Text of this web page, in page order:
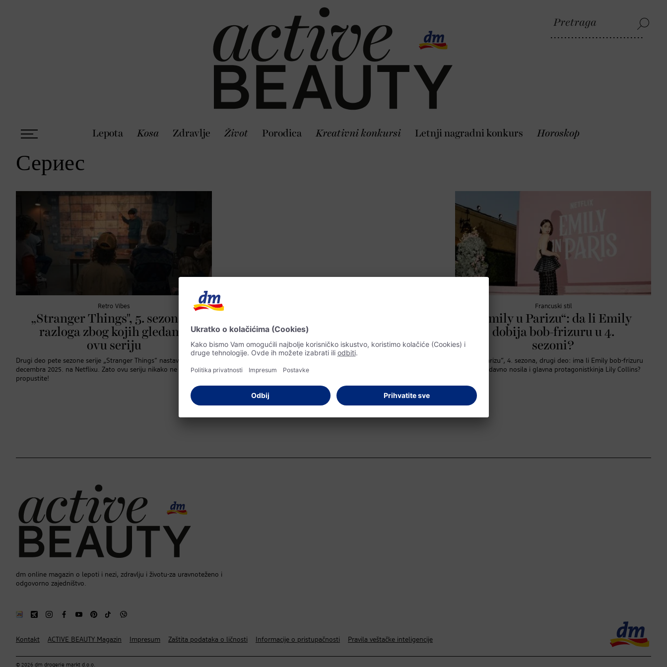
Lepota Kosa Zdravlje Život Porodica Kreativni konkursi Letnji nagradni konkurs Horoskop
Сериес
Retro Vibes
„Stranger Things", 5. sezona: 5
razloga zbog kojih gledamo
ovu seriju
Drugi deo pete sezone serije „Stranger Things“ nastavljen je 26.
decembra 2025. na Netflixu. Zato ovu seriju nikako ne treba da
propustite!
Francuski stil
„Emily u Parizu“: da li Emily
dobija bob-frizuru u 4.
sezoni?
„Emily u Parizu“, 4. sezona, drugi deo: ima li Emily bob-frizuru
kakvu je nedavno nosila i glavna protagonistkinja Lily Collins?
dm online magazin o lepoti i nezi, zdravlju i životu-za uravnoteženo i
odgovorno zajedništvo.
Kontakt ACTIVE BEAUTY Magazin Impresum Zaštita podataka o ličnosti Informacije o pristupačnosti Pravila veštačke inteligencije
© 2026 dm drogerie markt d.o.o.